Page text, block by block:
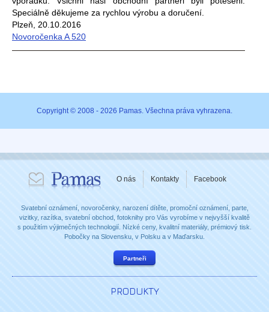
Speciálně děkujeme za rychlou výrobu a doručení.
Plzeň, 20.10.2016
Novoročenka A 520
Copyright © 2008 - 2026 Pamas. Všechna práva vyhrazena.
O nás Kontakty Facebook
Svatební oznámení, novoročenky, narození dítěte, promoční oznámení, parte,
vizitky, razítka, svatební obchod, fotoknihy pro Vás vyrobíme v nejvyšší kvalitě
s použitím výjimečných technologií. Nízké ceny, kvalitní materiály, prémiový tisk.
Pobočky na Slovensku, v Polsku a v Maďarsku.
Partneři
PRODUKTY